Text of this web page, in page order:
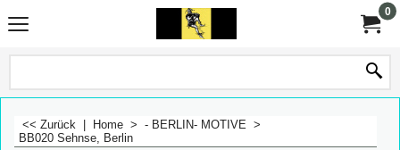
0
<< Zurück Home > - BERLIN- MOTIVE >
BB020 Sehnse, Berlin